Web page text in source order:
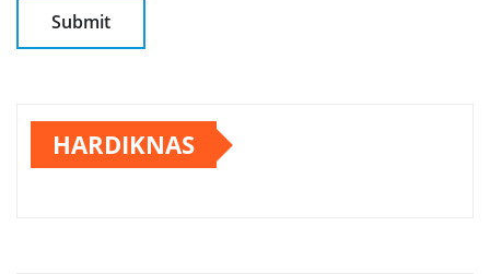
HARDIKNAS